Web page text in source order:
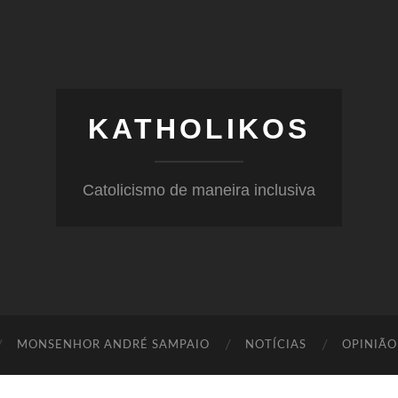
KATHOLIKOS
Catolicismo de maneira inclusiva
MONSENHOR ANDRÉ SAMPAIO NOTÍCIAS OPINIÃO